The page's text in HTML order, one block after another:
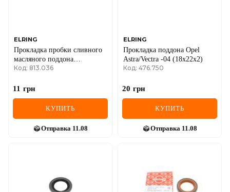
NISSAN
OPEL
POLESTAR
RENAULT
ELRING
Прокладка пробки сливного
масляного поддона
Audi/VW/Porsche/Citroen/Peugeot/Fiat
Код: 813.036
11 грн
КУПИТЬ
Отправка 11.08
ELRING
Прокладка поддона Opel
Astra/Vectra -04 (18x22x2)
Код: 476.750
20 грн
КУПИТЬ
Отправка 11.08